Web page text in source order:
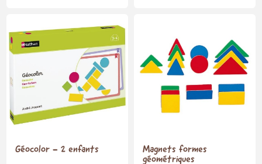
Géocolor - 2 enfants
Magnets formes
géométriques